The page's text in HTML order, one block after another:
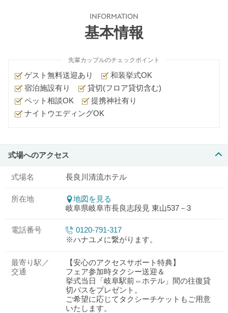
INFORMATION
基本情報
先輩カップルのチェックポイント
ゲスト無料送迎あり
和装挙式OK
宿泊施設有り
貸切(フロア貸切含む)
ペット相談OK
提携神社有り
ナイトウエディングOK
式場へのアクセス
式場名 長良川清流ホテル
所在地
地図を見る
岐阜県岐阜市長良志段見 東山537－3
電話番号
0120-791-317
※ハナユメに繋がります。
最寄り駅／
交通
【安心のアクセスサポート特典】
フェア参加時タクシー送迎＆
挙式当日「岐阜駅前⇔ホテル」間の往復貸
切バスをプレゼント。
ご希望に応じてタクシーチケットもご用意
いたします。